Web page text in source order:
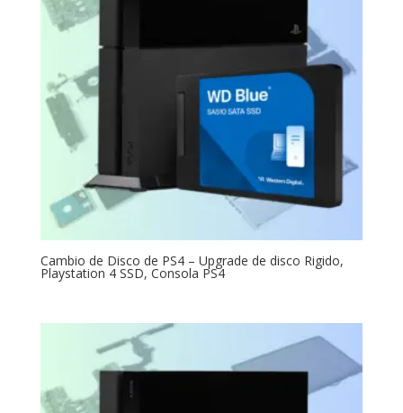
Cambio de Disco de PS4 – Upgrade de disco Rigido,
Playstation 4 SSD, Consola PS4